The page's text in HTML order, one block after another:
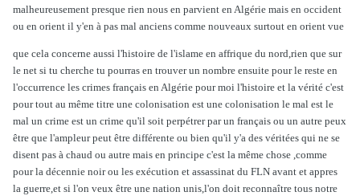
malheureusement presque rien nous en parvient en Algérie mais en occident
ou en orient il y'en à pas mal anciens comme nouveaux surtout en orient vue
que cela concerne aussi l'histoire de l'islame en affrique du nord,rien que sur
le net si tu cherche tu pourras en trouver un nombre ensuite pour le reste en
l'occurrence les crimes français en Algérie pour moi l'histoire et la vérité c'est
pour tout au même titre une colonisation est une colonisation le mal est le
mal un crime est un crime qu'il soit perpétrer par un français ou un autre peux
être que l'ampleur peut être différente ou bien qu'il y'a des véritées qui ne se
disent pas à chaud ou autre mais en principe c'est la même chose ,comme
pour la décennie noir ou les exécution et assassinat du FLN avant et appres
la guerre,et si l'on veux être une nation unis,l'on doit reconnaître tous notre